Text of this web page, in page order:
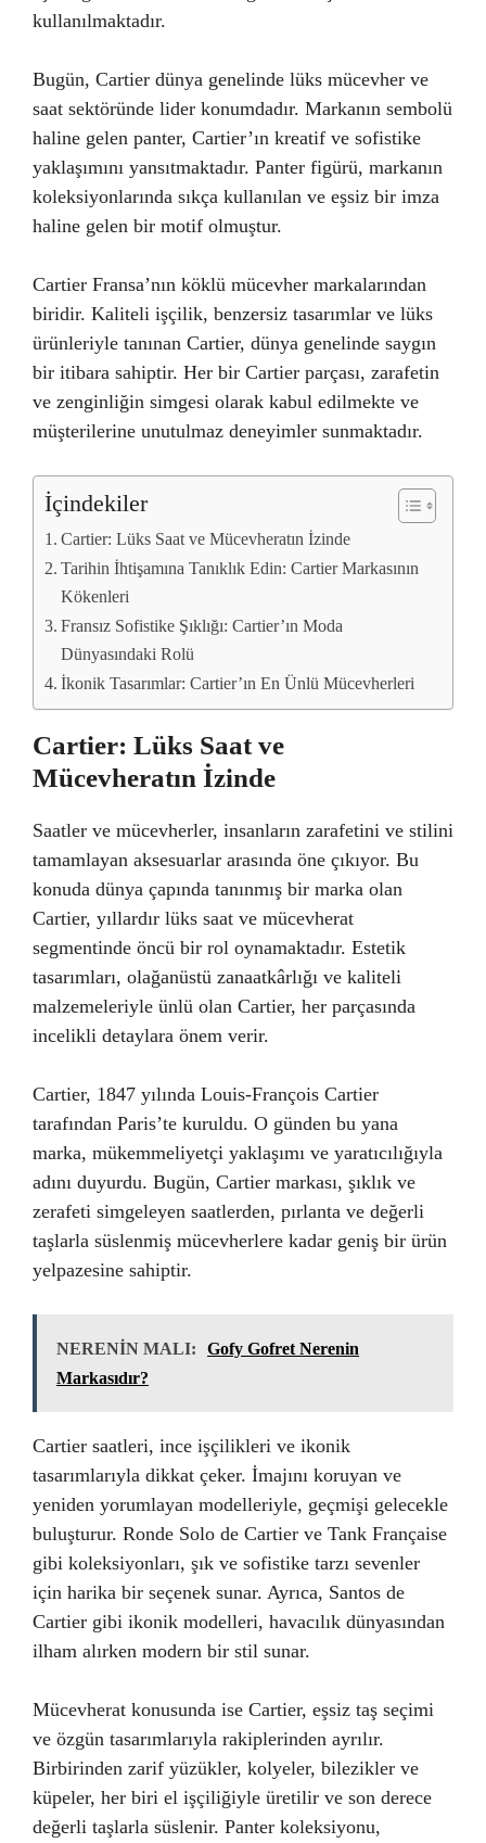
kullanılmaktadır.
Bugün, Cartier dünya genelinde lüks mücevher ve
saat sektöründe lider konumdadır. Markanın sembolü
haline gelen panter, Cartier’ın kreatif ve sofistike
yaklaşımını yansıtmaktadır. Panter figürü, markanın
koleksiyonlarında sıkça kullanılan ve eşsiz bir imza
haline gelen bir motif olmuştur.
Cartier Fransa’nın köklü mücevher markalarından
biridir. Kaliteli işçilik, benzersiz tasarımlar ve lüks
ürünleriyle tanınan Cartier, dünya genelinde saygın
bir itibara sahiptir. Her bir Cartier parçası, zarafetin
ve zenginliğin simgesi olarak kabul edilmekte ve
müşterilerine unutulmaz deneyimler sunmaktadır.
İçindekiler
Cartier: Lüks Saat ve Mücevheratın İzinde
Tarihin İhtişamına Tanıklık Edin: Cartier Markasının
Kökenleri
Fransız Sofistike Şıklığı: Cartier’ın Moda
Dünyasındaki Rolü
İkonik Tasarımlar: Cartier’ın En Ünlü Mücevherleri
Cartier: Lüks Saat ve
Mücevheratın İzinde
Saatler ve mücevherler, insanların zarafetini ve stilini
tamamlayan aksesuarlar arasında öne çıkıyor. Bu
konuda dünya çapında tanınmış bir marka olan
Cartier, yıllardır lüks saat ve mücevherat
segmentinde öncü bir rol oynamaktadır. Estetik
tasarımları, olağanüstü zanaatkârlığı ve kaliteli
malzemeleriyle ünlü olan Cartier, her parçasında
incelikli detaylara önem verir.
Cartier, 1847 yılında Louis-François Cartier
tarafından Paris’te kuruldu. O günden bu yana
marka, mükemmeliyetçi yaklaşımı ve yaratıcılığıyla
adını duyurdu. Bugün, Cartier markası, şıklık ve
zerafeti simgeleyen saatlerden, pırlanta ve değerli
taşlarla süslenmiş mücevherlere kadar geniş bir ürün
yelpazesine sahiptir.
NERENİN MALI:
Gofy Gofret Nerenin
Markasıdır?
Cartier saatleri, ince işçilikleri ve ikonik
tasarımlarıyla dikkat çeker. İmajını koruyan ve
yeniden yorumlayan modelleriyle, geçmişi gelecekle
buluşturur. Ronde Solo de Cartier ve Tank Française
gibi koleksiyonları, şık ve sofistike tarzı sevenler
için harika bir seçenek sunar. Ayrıca, Santos de
Cartier gibi ikonik modelleri, havacılık dünyasından
ilham alırken modern bir stil sunar.
Mücevherat konusunda ise Cartier, eşsiz taş seçimi
ve özgün tasarımlarıyla rakiplerinden ayrılır.
Birbirinden zarif yüzükler, kolyeler, bilezikler ve
küpeler, her biri el işçiliğiyle üretilir ve son derece
değerli taşlarla süslenir. Panter koleksiyonu,